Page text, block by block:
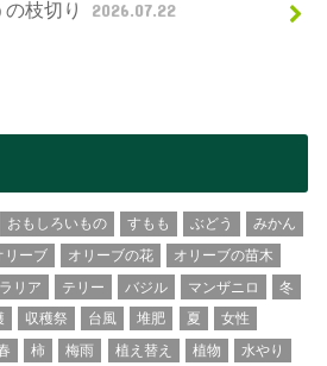
枝切り 2026.07.22
おもしろいもの すもも ぶどう
みかん
リーブ オリーブの花
オリーブの苗木
リア テリー バジル マンザニロ
冬
収穫祭 台風 堆肥 夏
女性
柿 梅雨 植え替え 植物
水やり